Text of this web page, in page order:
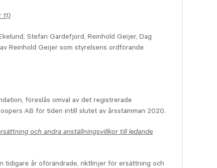
Stefan Gardefjord, Reinhold Geijer, Dag
Reinhold Geijer som styrelsens ordförande
föreslås omval av det registrerade
AB för tiden intill slutet av årsstämman 2020.
och andra anställningsvillkor till ledande
tidigare år oförändrade, riktlinjer för ersättning och